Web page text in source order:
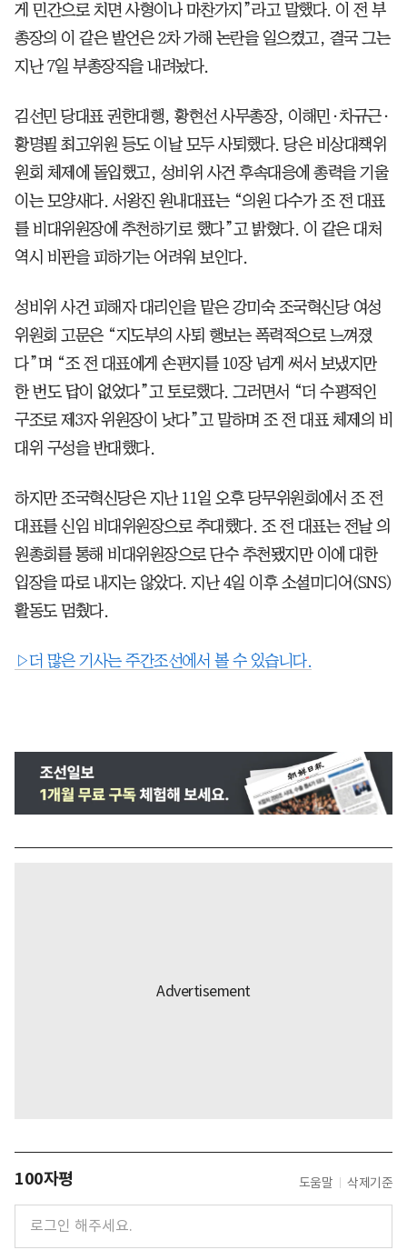
게 민간으로 치면 사형이나 마찬가지”라고 말했다. 이 전 부
총장의 이 같은 발언은 2차 가해 논란을 일으켰고, 결국 그는
지난 7일 부총장직을 내려놨다.
김선민 당대표 권한대행, 황현선 사무총장, 이해민·차규근·
황명필 최고위원 등도 이날 모두 사퇴했다. 당은 비상대책위
원회 체제에 돌입했고, 성비위 사건 후속대응에 총력을 기울
이는 모양새다. 서왕진 원내대표는 “의원 다수가 조 전 대표
를 비대위원장에 추천하기로 했다”고 밝혔다. 이 같은 대처
역시 비판을 피하기는 어려워 보인다.
성비위 사건 피해자 대리인을 맡은 강미숙 조국혁신당 여성
위원회 고문은 “지도부의 사퇴 행보는 폭력적으로 느껴졌
다”며 “조 전 대표에게 손편지를 10장 넘게 써서 보냈지만
한 번도 답이 없었다”고 토로했다. 그러면서 “더 수평적인
구조로 제3자 위원장이 낫다”고 말하며 조 전 대표 체제의 비
대위 구성을 반대했다.
하지만 조국혁신당은 지난 11일 오후 당무위원회에서 조 전
대표를 신임 비대위원장으로 추대했다. 조 전 대표는 전날 의
원총회를 통해 비대위원장으로 단수 추천됐지만 이에 대한
입장을 따로 내지는 않았다. 지난 4일 이후 소셜미디어(SNS)
활동도 멈췄다.
▷더 많은 기사는 주간조선에서 볼 수 있습니다.
100자평 도움말 삭제기준